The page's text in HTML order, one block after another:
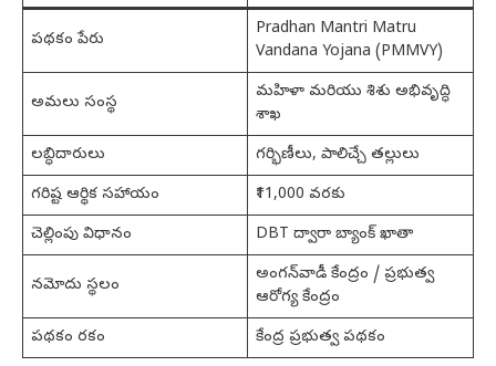
పథకం పేరు
Pradhan Mantri Matru
Vandana Yojana (PMMVY)
అమలు సంస్థ
మహిళా మరియు శిశు అభివృద్ధి
శాఖ
లబ్ధిదారులు
గర్భిణీలు, పాలిచ్చే తల్లులు
గరిష్ట ఆర్థిక సహాయం
₹11,000 వరకు
చెల్లింపు విధానం
DBT ద్వారా బ్యాంక్ ఖాతా
నమోదు స్థలం
అంగన్‌వాడీ కేంద్రం / ప్రభుత్వ
ఆరోగ్య కేంద్రం
పథకం రకం
కేంద్ర ప్రభుత్వ పథకం